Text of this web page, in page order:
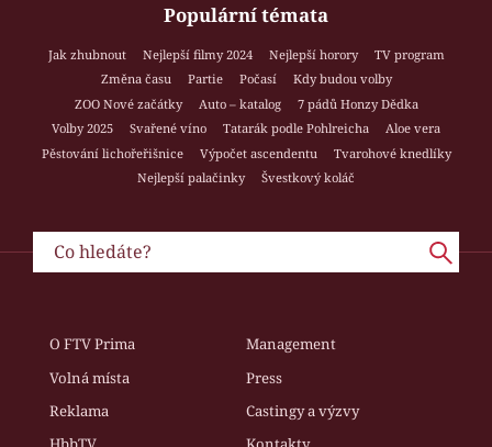
Populární témata
Jak zhubnout Nejlepší filmy 2024 Nejlepší horory
TV program
Změna času
Partie Počasí
Kdy budou volby
ZOO Nové začátky
Auto – katalog
7 pádů Honzy Dědka
Volby 2025
Svařené víno Tatarák podle Pohlreicha
Aloe vera
Pěstování lichořeřišnice
Výpočet ascendentu
Tvarohové knedlíky
Nejlepší palačinky
Švestkový koláč
O FTV Prima
Management
Volná místa
Press
Reklama
Castingy a výzvy